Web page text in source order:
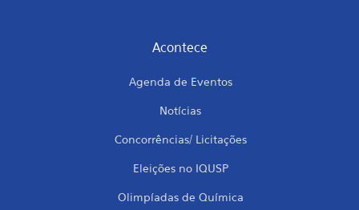
Acontece
Agenda de Eventos
Notícias
Concorrências/ Licitações
Eleições no IQUSP
Olimpíadas de Química